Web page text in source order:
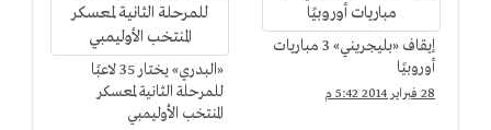
إيقاف «بليجريني» 3 مباريات
أوروبيًا
28 فبراير 2014 5:42 م
«البدري» يختار 35 لاعبًا
للمرحلة الثانية لمعسكر
المنتخب الأوليمبي